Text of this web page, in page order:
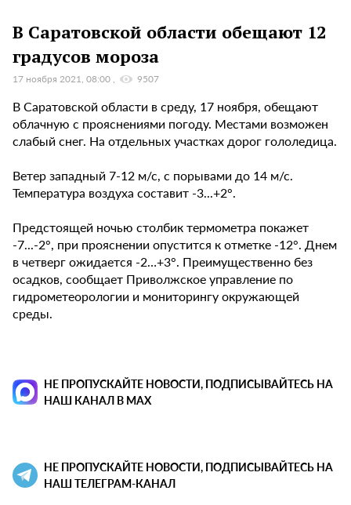
В Саратовской области обещают 12
градусов мороза
17 ноября 2021, 08:00 9507
В Саратовской области в среду, 17 ноября, обещают
облачную с прояснениями погоду. Местами возможен
слабый снег. На отдельных участках дорог гололедица.
Ветер западный 7-12 м/с, с порывами до 14 м/с.
Температура воздуха составит -3...+2°.
Предстоящей ночью столбик термометра покажет
-7...-2°, при прояснении опустится к отметке -12°. Днем
в четверг ожидается -2…+3°. Преимущественно без
осадков, сообщает Приволжское управление по
гидрометеорологии и мониторингу окружающей
среды.
НЕ ПРОПУСКАЙТЕ НОВОСТИ, ПОДПИСЫВАЙТЕСЬ НА
НАШ КАНАЛ В MAX
НЕ ПРОПУСКАЙТЕ НОВОСТИ, ПОДПИСЫВАЙТЕСЬ НА
НАШ ТЕЛЕГРАМ-КАНАЛ